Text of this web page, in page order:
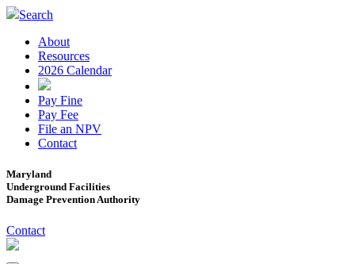
Search
About
Resources
2026 Calendar
Pay Fine
Pay Fee
File an NPV
Contact
Maryland
Underground Facilities
Damage Prevention Authority
Contact